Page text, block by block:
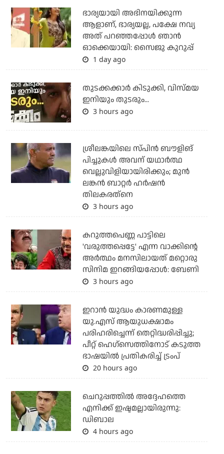
ഭാര്യയായി അഭിനയിക്കുന്ന
ആളാണ്, ഭാര്യയല്ല, പക്ഷേ നവ്യ
അത് പറഞ്ഞപ്പോള്‍ ഞാന്‍
ഓക്കെയായി: സൈജു കുറുപ്പ്
1 day ago
തുടക്കക്കാര്‍ കിടുക്കി, വിസ്മയ
ഇനിയും തുടരും...
3 hours ago
ശ്രീലങ്കയിലെ സ്പിന്‍ ബൗളിങ്
പിച്ചുകള്‍ അവന് യഥാര്‍ത്ഥ
വെല്ലുവിളിയായിരിക്കും; മുന്‍
ലങ്കന്‍ ബാറ്റര്‍ ഹര്‍ഷന്‍
തിലകരത്‌നെ
3 hours ago
കറുത്തപെണ്ണ പാട്ടിലെ
'വരുത്തപ്പെട്ടേ' എന്ന വാക്കിന്റെ
അർത്ഥം മനസിലായത് മറ്റൊരു
സിനിമ ഇറങ്ങിയപ്പോൾ: ബേണി
3 hours ago
ഇറാന്‍ യുദ്ധം കാരണമുള്ള
യു.എസ് ആയുധക്ഷാമം
പരിഹരിച്ചെന്ന് തെറ്റിദ്ധരിപ്പിച്ചു;
പീറ്റ് ഹെഗ്‌സെത്തിനോട് കടുത്ത
ഭാഷയില്‍ പ്രതികരിച്ച് ട്രംപ്
20 hours ago
ചെറുപ്പത്തില്‍ അദ്ദേഹത്തെ
എനിക്ക് ഇഷ്ടമല്ലായിരുന്നു:
ഡിബാല
4 hours ago